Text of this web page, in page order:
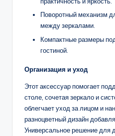
Поворотный механизм
между зеркалами.
Компактные размеры
гостиной.
Организация и уход
Этот аксессуар помогает
столе, сочетая зеркало и
облегчает уход за лицом и
разноцветный дизайн
Универсальное решение для